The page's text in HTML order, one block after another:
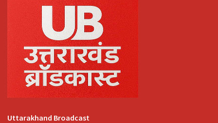
Uttarakhand Broadcast